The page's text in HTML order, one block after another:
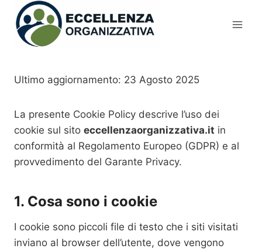
Salta
contenuto
Ultimo aggiornamento: 23 Agosto 2025
La presente Cookie Policy descrive l’uso dei
cookie sul sito eccellenzaorganizzativa.it in
conformità al Regolamento Europeo (GDPR) e al
provvedimento del Garante Privacy.
1. Cosa sono i cookie
I cookie sono piccoli file di testo che i siti visitati
inviano al browser dell’utente, dove vengono